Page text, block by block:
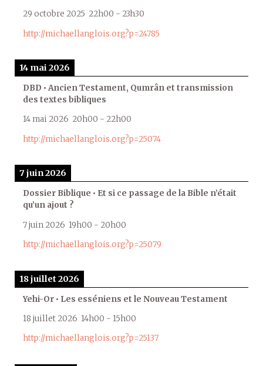
29 octobre 2025 22h00 - 23h30
http://michaellanglois.org?p=24785
14 mai 2026
DBD • Ancien Testament, Qumrân et transmission
des textes bibliques
14 mai 2026 20h00 - 22h00
http://michaellanglois.org?p=25074
7 juin 2026
Dossier Biblique • Et si ce passage de la Bible n’était
qu’un ajout ?
7 juin 2026 19h00 - 20h00
http://michaellanglois.org?p=25079
18 juillet 2026
Yehi-Or • Les esséniens et le Nouveau Testament
18 juillet 2026 14h00 - 15h00
http://michaellanglois.org?p=25137